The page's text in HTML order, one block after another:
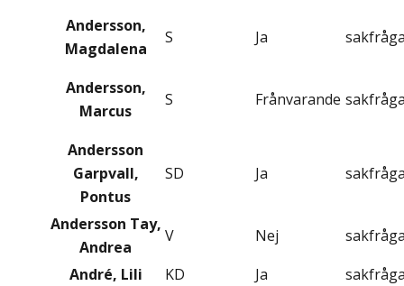
Andersson,
Magdalena
S Ja
Andersson,
Marcus
S Frånvarande
Andersson
Garpvall,
Pontus
SD Ja
Andersson Tay,
Andrea
V Nej
André, Lili
KD Ja